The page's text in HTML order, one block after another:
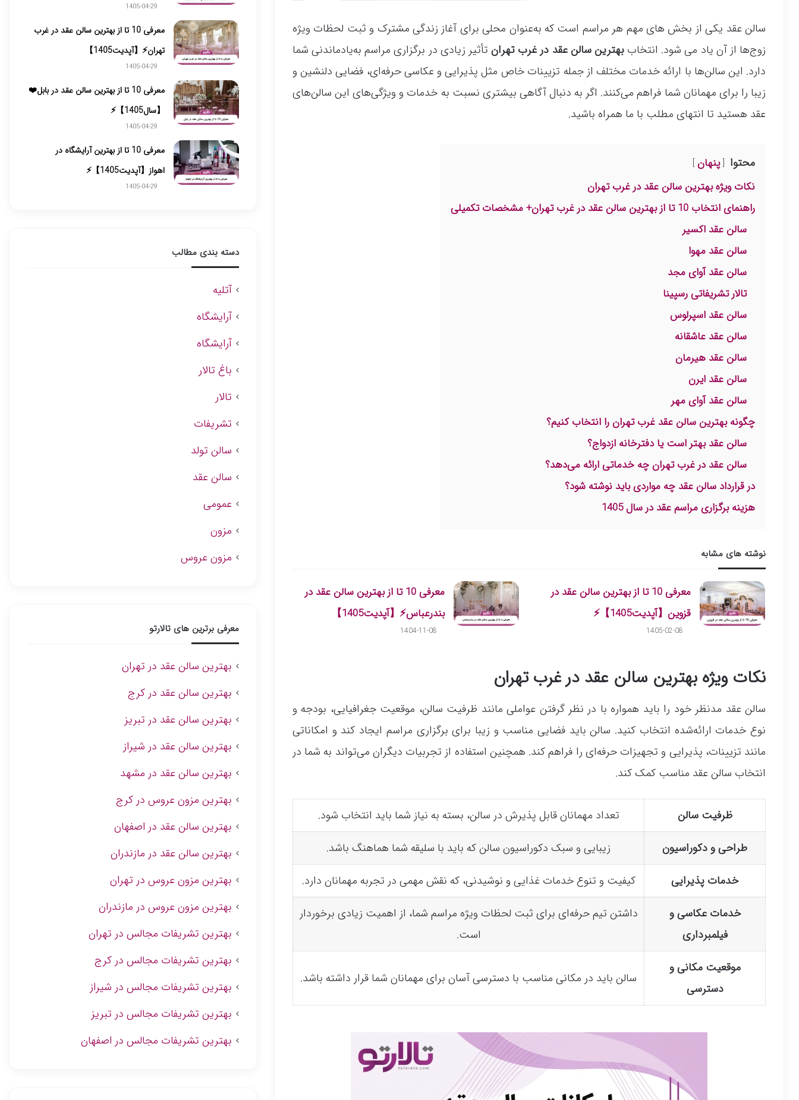
سالن عقد یکی از بخش های مهم هر مراسم است که به‌عنوان محلی برای آغاز زندگی مشترک و ثبت لحظات ویژه
زوج‌ها از آن یاد می شود. انتخاببهترین سالن عقد در غرب تهرانتأثیر زیادی در برگزاری مراسم به‌یادماندنی شما
دارد. این سالن‌ها با ارائه خدمات مختلف از جمله تزیینات خاص مثل پذیرایی و عکاسی حرفه‌ای، فضایی دلنشین و
زیبا را برای مهمانان شما فراهم می‌کنند. اگر به دنبال آگاهی بیشتری نسبت به خدمات و ویژگی‌های این سالن‌های
عقد هستید تا انتهای مطلب با ما همراه باشید.
محتوا
پنهان
نکات ویژه بهترین سالن عقد در غرب تهران
راهنمای انتخاب 10 تا از بهترین سالن عقد در غرب تهران+ مشخصات تکمیلی
سالن عقد اکسیر
سالن عقد مهوا
سالن عقد آوای مجد
تالار تشریفاتی رسپینا
سالن عقد اسپرلوس
سالن عقد عاشقانه
سالن عقد هیرمان
سالن عقد ایرن
سالن عقد آوای مهر
چگونه بهترین سالن عقد غرب تهران را انتخاب کنیم؟
سالن عقد بهتر است یا دفترخانه ازدواج؟
سالن عقد در غرب تهران چه خدماتی ارائه می‌دهد؟
در قرارداد سالن عقد چه مواردی باید نوشته شود؟
هزینه برگزاری مراسم عقد در سال 1405
نوشته های مشابه
معرفی 10 تا از بهترین سالن عقد در
قزوین【آپدیت1405】⚡
1405-02-08
معرفی 10 تا از بهترین سالن عقد در
بندرعباس⚡️【آپدیت1405】
1404-11-08
نکات ویژه بهترین سالن عقد در غرب تهران
سالن عقد مدنظر خود را باید همواره با در نظر گرفتن عواملی مانند ظرفیت سالن، موقعیت جغرافیایی، بودجه و
نوع خدمات ارائه‌شده انتخاب کنید. سالن باید فضایی مناسب و زیبا برای برگزاری مراسم ایجاد کند و امکاناتی
مانند تزیینات، پذیرایی و تجهیزات حرفه‌ای را فراهم کند. همچنین استفاده از تجربیات دیگران می‌تواند به شما در
انتخاب سالن عقد مناسب کمک کند.
ظرفیت سالن
تعداد مهمانان قابل پذیرش در سالن، بسته به نیاز شما باید انتخاب شود.
طراحی و دکوراسیون
زیبایی و سبک دکوراسیون سالن که باید با سلیقه شما هماهنگ باشد.
خدمات پذیرایی
کیفیت و تنوع خدمات غذایی و نوشیدنی، که نقش مهمی در تجربه مهمانان دارد.
خدمات عکاسی و
فیلمبرداری
داشتن تیم حرفه‌ای برای ثبت لحظات ویژه مراسم شما، از اهمیت زیادی برخوردار
است.
موقعیت مکانی و
دسترسی
سالن باید در مکانی مناسب با دسترسی آسان برای مهمانان شما قرار داشته باشد.
1405-04-29
معرفی 10 تا از بهترین سالن عقد در غرب
تهران⚡【آپدیت1405】
1405-04-29
معرفی 10 تا از بهترین سالن عقد در بابل❤️
【سال1405】⚡️
1405-04-29
معرفی 10 تا از بهترین آرایشگاه در
اهواز【آپدیت1405】⚡
1405-04-29
دسته بندی مطالب
آتلیه
آرایشگاه
آرایشگاه
باغ تالار
تالار
تشریفات
سالن تولد
سالن عقد
عمومی
مزون
مزون عروس
معرفی برترین های تالارتو
بهترین سالن عقد در تهران
بهترین سالن عقد در کرج
بهترین سالن عقد در تبریز
بهترین سالن عقد در شیراز
بهترین سالن عقد در مشهد
بهترین مزون عروس در کرج
بهترین سالن عقد در اصفهان
بهترین سالن عقد در مازندران
بهترین مزون عروس در تهران
بهترین مزون عروس در مازندران
بهترین تشریفات مجالس در تهران
بهترین تشریفات مجالس در کرج
بهترین تشریفات مجالس در شیراز
بهترین تشریفات مجالس در تبریز
بهترین تشریفات مجالس در اصفهان